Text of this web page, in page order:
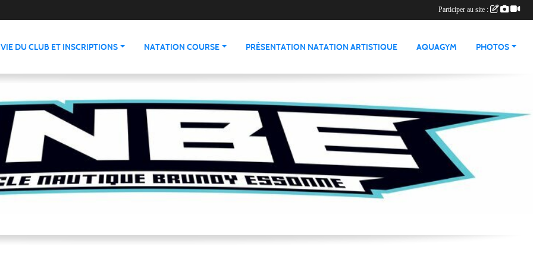
VIE DU CLUB ET INSCRIPTIONS NATATION COURSE PRÉSENTATION NATATION ARTISTIQUE AQUAGYM PHOTOS
Participer au site :